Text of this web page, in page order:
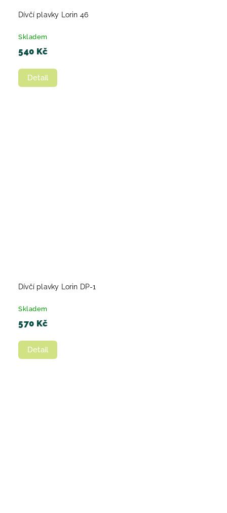
Dívčí plavky Lorin 46
Skladem
540 Kč
Detail
Dívčí plavky Lorin DP-1
Skladem
570 Kč
Detail